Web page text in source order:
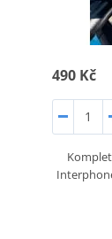
490 Kč